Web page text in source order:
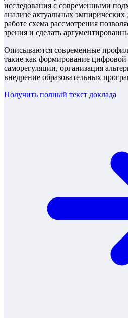
исследования с современными
анализе актуальных
работе схема рассмотрения
зрения и сделать
Описываются современные
такие как формирование
саморегуляции, организация
внедрение образовательных
Получить полный текст доклада